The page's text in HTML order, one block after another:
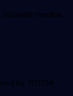
nouvelle medina
by TOTEM